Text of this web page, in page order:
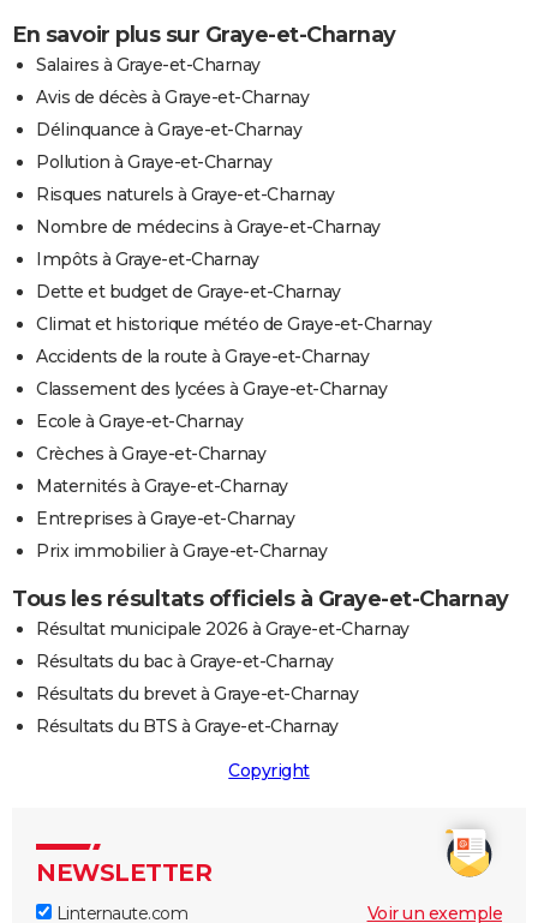
En savoir plus sur Graye-et-Charnay
Salaires à Graye-et-Charnay
Avis de décès à Graye-et-Charnay
Délinquance à Graye-et-Charnay
Pollution à Graye-et-Charnay
Risques naturels à Graye-et-Charnay
Nombre de médecins à Graye-et-Charnay
Impôts à Graye-et-Charnay
Dette et budget de Graye-et-Charnay
Climat et historique météo de Graye-et-Charnay
Accidents de la route à Graye-et-Charnay
Classement des lycées à Graye-et-Charnay
Ecole à Graye-et-Charnay
Crèches à Graye-et-Charnay
Maternités à Graye-et-Charnay
Entreprises à Graye-et-Charnay
Prix immobilier à Graye-et-Charnay
Tous les résultats officiels à Graye-et-Charnay
Résultat municipale 2026 à Graye-et-Charnay
Résultats du bac à Graye-et-Charnay
Résultats du brevet à Graye-et-Charnay
Résultats du BTS à Graye-et-Charnay
Copyright
NEWSLETTER
Linternaute.com Voir un exemple